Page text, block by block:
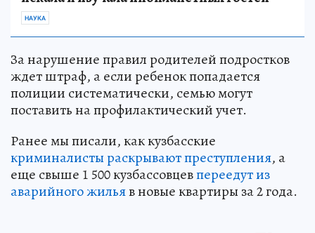
НАУКА
За нарушение правил родителей подростков
ждет штраф, а если ребенок попадается
полиции систематически, семью могут
поставить на профилактический учет.
Ранее мы писали, как кузбасские
криминалисты раскрывают преступления, а
еще свыше 1 500 кузбассовцевпереедут из
аварийного жильяв новые квартиры за 2 года.